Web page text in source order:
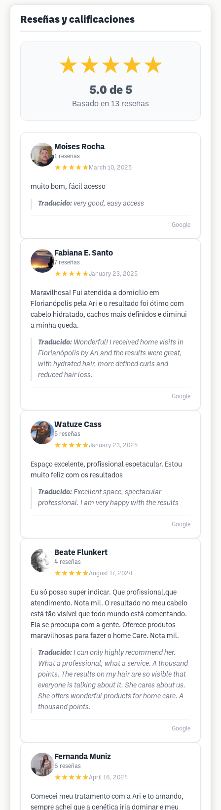
Reseñas y calificaciones
★★★★★
5.0 de 5
Basado en 13 reseñas
Moises Rocha
1 reseñas
★★★★★ March 10, 2025
muito bom, fácil acesso
Traducido: very good, easy access
Google
Fabiana E. Santo
7 reseñas
★★★★★January 23, 2025
Maravilhosa! Fui atendida a domicílio em
Florianópolis pela Ari e o resultado foi ótimo com
cabelo hidratado, cachos mais definidos e diminui
a minha queda.
Traducido: Wonderful! I received home visits in
Florianópolis by Ari and the results were great,
with hydrated hair, more defined curls and
reduced hair loss.
Google
Watuze Cass
5 reseñas
★★★★★January 23, 2025
Espaço excelente, profissional espetacular. Estou
muito feliz com os resultados
Traducido: Excellent space, spectacular
professional. I am very happy with the results
Google
Beate Flunkert
4 reseñas
★★★★★August 17, 2024
Eu só posso super indicar. Que profissional,que
atendimento. Nota mil. O resultado no meu cabelo
está tão visível que todo mundo está comentando.
Ela se preocupa com a gente. Oferece produtos
maravilhosas para fazer o home Care. Nota mil.
Traducido: I can only highly recommend her.
What a professional, what a service. A thousand
points. The results on my hair are so visible that
everyone is talking about it. She cares about us.
She offers wonderful products for home care. A
thousand points.
Google
Fernanda Muniz
6 reseñas
★★★★★April 16, 2024
Comecei meu tratamento com a Ari e to amando,
sempre achei que a genética iria dominar e meu